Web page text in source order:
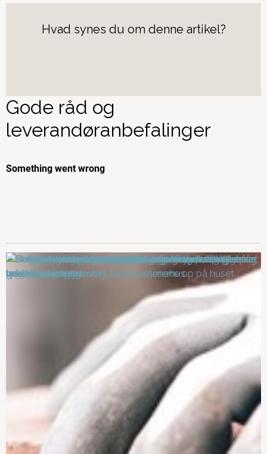
Hvad synes du om denne artikel?
Gode råd og
leverandøranbefalinger
Er jordvarme en god ide?
Valg af materiale til
facader
Tilbygning – Orangeri,
udestue eller drivhus
udendørslamper
Sådan vælger du de
rigtige vinduer
Bliv klogere på
energiklasser
Regler ved
varmeforsyningsloven
Energivinduer Ydervægge i boligen
Tagpap-løsninger med to
Terrasse – vælg den